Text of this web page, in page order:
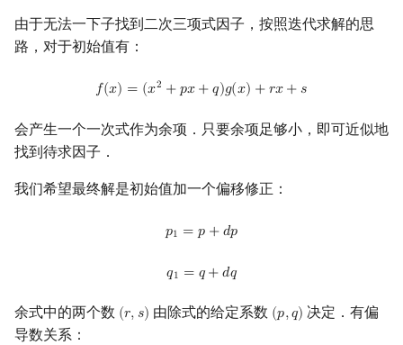
由于无法一下子找到二次三项式因子，按照迭代求解的思
路，对于初始值有：
𝑓(𝑥) = (𝑥2 +𝑝𝑥+𝑞)𝑔(𝑥) +𝑟𝑥+ 𝑠
f( x)=( x2+px +q)g(x)+r x+ s
会产生一个一次式作为余项．只要余项足够小，即可近似地
找到待求因子．
我们希望最终解是初始值加一个偏移修正：
𝑝1 = 𝑝 +𝑑𝑝
p 1= p+d p
𝑞1 = 𝑞+𝑑𝑞
q 1= q+ d q
余式中的两个数 (𝑟, 𝑠)
(r,s ) 由除式的给定系数 (𝑝,𝑞)
(p,q) 决定．有偏
导数关系：